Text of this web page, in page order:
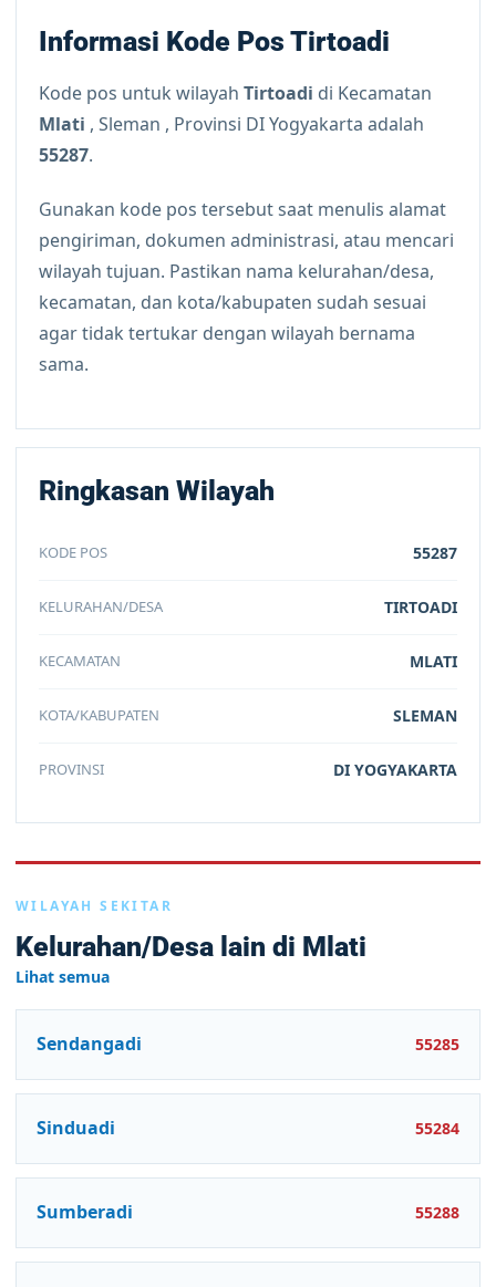
Informasi Kode Pos Tirtoadi
Kode pos untuk wilayah Tirtoadi di Kecamatan
Mlati , Sleman , Provinsi DI Yogyakarta adalah
55287.
Gunakan kode pos tersebut saat menulis alamat
pengiriman, dokumen administrasi, atau mencari
wilayah tujuan. Pastikan nama kelurahan/desa,
kecamatan, dan kota/kabupaten sudah sesuai
agar tidak tertukar dengan wilayah bernama
sama.
Ringkasan Wilayah
KODE POS 55287
KELURAHAN/DESA TIRTOADI
KECAMATAN MLATI
KOTA/KABUPATEN SLEMAN
PROVINSI DI YOGYAKARTA
WILAYAH SEKITAR
Kelurahan/Desa lain di Mlati
Lihat semua
Sendangadi 55285
Sinduadi 55284
Sumberadi 55288